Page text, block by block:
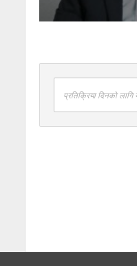
प्रतिक्रिया दिनको लागि